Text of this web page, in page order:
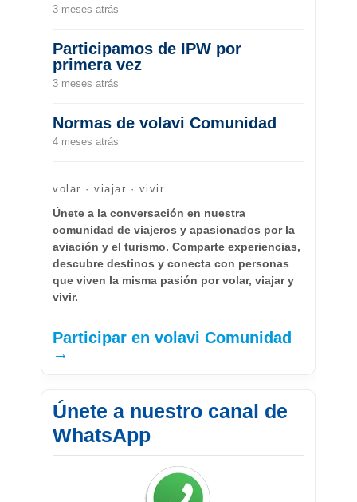
3 meses atrás
Participamos de IPW por
primera vez
3 meses atrás
Normas de volavi Comunidad
4 meses atrás
volar · viajar · vivir
Únete a la conversación en nuestra
comunidad de viajeros y apasionados por la
aviación y el turismo. Comparte experiencias,
descubre destinos y conecta con personas
que viven la misma pasión por volar, viajar y
vivir.
Participar en volavi Comunidad
→
Únete a nuestro canal de
WhatsApp